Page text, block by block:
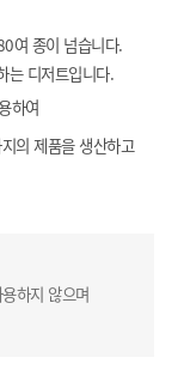
여 종이 넘습니다.
는 디저트입니다.
하여
의 제품을 생산하고
하지 않으며